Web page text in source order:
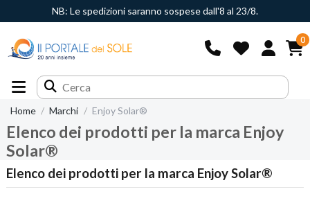
NB: Le spedizioni saranno sospese dall'8 al 23/8.
0
Home Marchi Enjoy Solar®
Elenco dei prodotti per la marca Enjoy
Solar®
Elenco dei prodotti per la marca Enjoy Solar®